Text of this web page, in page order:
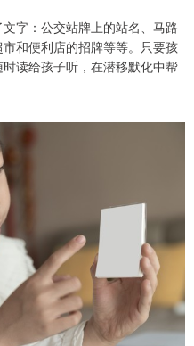
字：公交站牌上的站名、马路
和便利店的招牌等等。只要孩
读给孩子听，在潜移默化中帮